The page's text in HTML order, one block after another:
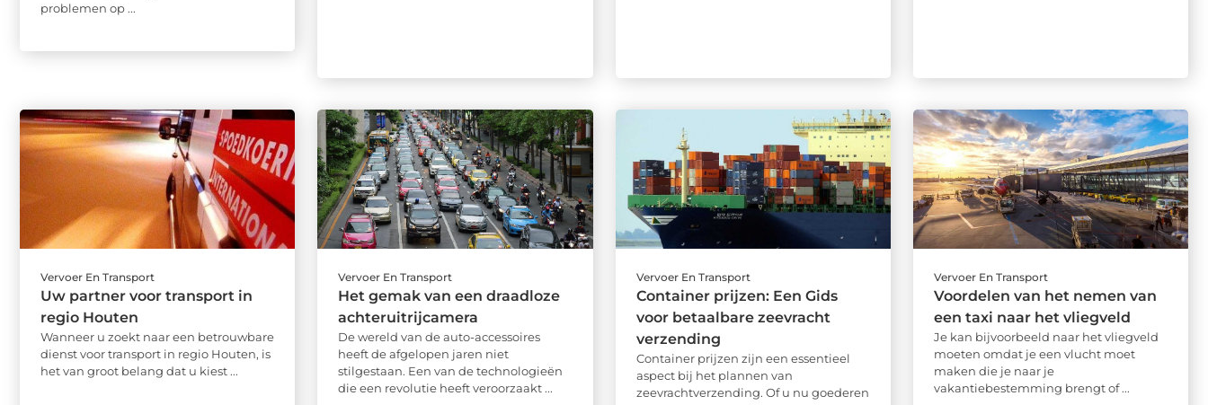
problemen op ...
Vervoer En Transport
Uw partner voor transport in
regio Houten
Wanneer u zoekt naar een betrouwbare
dienst voor transport in regio Houten, is
het van groot belang dat u kiest ...
Vervoer En Transport
Het gemak van een draadloze
achteruitrijcamera
De wereld van de auto-accessoires
heeft de afgelopen jaren niet
stilgestaan. Een van de technologieën
die een revolutie heeft veroorzaakt ...
Vervoer En Transport
Container prijzen: Een Gids
voor betaalbare zeevracht
verzending
Container prijzen zijn een essentieel
aspect bij het plannen van
zeevrachtverzending. Of u nu goederen
Vervoer En Transport
Voordelen van het nemen van
een taxi naar het vliegveld
Je kan bijvoorbeeld naar het vliegveld
moeten omdat je een vlucht moet
maken die je naar je
vakantiebestemming brengt of ...